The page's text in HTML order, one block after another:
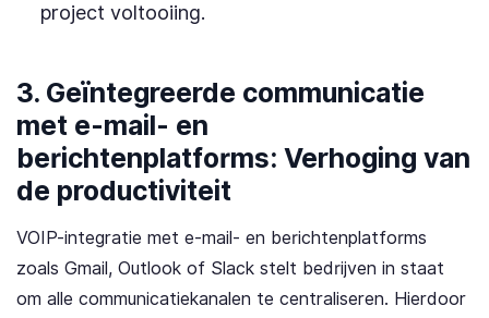
project voltooiing.
3. Geïntegreerde communicatie
met e-mail- en
berichtenplatforms: Verhoging van
de productiviteit
VOIP-integratie met e-mail- en berichtenplatforms
zoals Gmail, Outlook of Slack stelt bedrijven in staat
om alle communicatiekanalen te centraliseren. Hierdoor